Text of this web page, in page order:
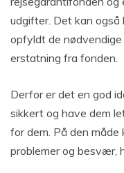
udgifter. Det kan
opfyldt de
erstatning fra fonden.
Derfor er det en god
sikkert og have dem
for dem. På den måde
problemer og besvær,